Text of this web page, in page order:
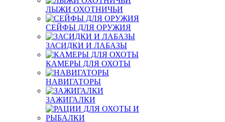
ЛЫЖИ ОХОТНИЧЬИ
СЕЙФЫ ДЛЯ ОРУЖИЯ
ЗАСИДКИ И ЛАБАЗЫ
КАМЕРЫ ДЛЯ ОХОТЫ
НАВИГАТОРЫ
ЗАЖИГАЛКИ